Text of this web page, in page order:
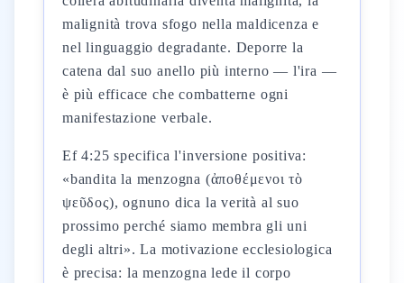
malignità trova sfogo nella maldicenza e
nel linguaggio degradante. Deporre la
catena dal suo anello più interno — l'ira —
è più efficace che combatterne ogni
manifestazione verbale.
Ef 4:25 specifica l'inversione positiva:
«bandita la menzogna (ἀποθέμενοι τὸ
ψεῦδος), ognuno dica la verità al suo
prossimo perché siamo membra gli uni
degli altri». La motivazione ecclesiologica
è precisa: la menzogna lede il corpo